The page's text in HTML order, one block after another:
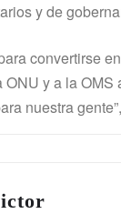
y de
convertirse
y a la
nuestra